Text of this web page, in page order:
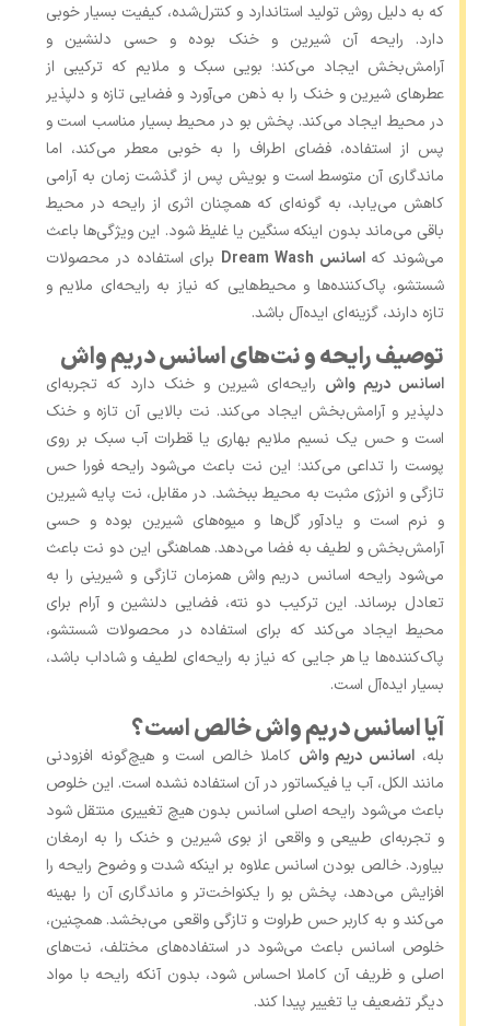
که به دلیل روش تولید استاندارد و کنترل‌شده، کیفیت بسیار خوبی
دارد. رایحه آن شیرین و خنک بوده و حسی دلنشین و
آرامش‌بخش ایجاد می‌کند؛ بویی سبک و ملایم که ترکیبی از
عطرهای شیرین و خنک را به ذهن می‌آورد و فضایی تازه و دلپذیر
در محیط ایجاد می‌کند. پخش بو در محیط بسیار مناسب است و
پس از استفاده، فضای اطراف را به خوبی معطر می‌کند، اما
ماندگاری آن متوسط است و بویش پس از گذشت زمان به آرامی
کاهش می‌یابد، به گونه‌ای که همچنان اثری از رایحه در محیط
باقی می‌ماند بدون اینکه سنگین یا غلیظ شود. این ویژگی‌ها باعث
می‌شوند کهاسانس Dream Wash
برای استفاده در محصولات
شستشو، پاک‌کننده‌ها و محیط‌هایی که نیاز به رایحه‌ای ملایم و
تازه دارند، گزینه‌ای ایده‌آل باشد.
توصیف رایحه و نت‌های اسانس دریم واش
اسانس دریم واش رایحه‌ای شیرین و خنک دارد که تجربه‌ای
دلپذیر و آرامش‌بخش ایجاد می‌کند. نت بالایی آن تازه و خنک
است و حس یک نسیم ملایم بهاری یا قطرات آب سبک بر روی
پوست را تداعی می‌کند؛ این نت باعث می‌شود رایحه فورا حس
تازگی و انرژی مثبت به محیط ببخشد. در مقابل، نت پایه شیرین
و نرم است و یادآور گل‌ها و میوه‌های شیرین بوده و حسی
آرامش‌بخش و لطیف به فضا می‌دهد. هماهنگی این دو نت باعث
می‌شود رایحه اسانس دریم واش همزمان تازگی و شیرینی را به
تعادل برساند. این ترکیب دو نته، فضایی دلنشین و آرام برای
محیط ایجاد می‌کند که برای استفاده در محصولات شستشو،
پاک‌کننده‌ها یا هر جایی که نیاز به رایحه‌ای لطیف و شاداب باشد،
بسیار ایده‌آل است.
آیا اسانس دریم واش خالص است؟
بله، اسانس دریم واش کاملا خالص است و هیچ‌گونه افزودنی
مانند الکل، آب یا فیکساتور در آن استفاده نشده است. این خلوص
باعث می‌شود رایحه اصلی اسانس بدون هیچ تغییری منتقل شود
و تجربه‌ای طبیعی و واقعی از بوی شیرین و خنک را به ارمغان
بیاورد. خالص بودن اسانس علاوه بر اینکه شدت و وضوح رایحه را
افزایش می‌دهد، پخش بو را یکنواخت‌تر و ماندگاری آن را بهینه
می‌کند و به کاربر حس طراوت و تازگی واقعی می‌بخشد. همچنین،
خلوص اسانس باعث می‌شود در استفاده‌های مختلف، نت‌های
اصلی و ظریف آن کاملا احساس شود، بدون آنکه رایحه با مواد
دیگر تضعیف یا تغییر پیدا کند.